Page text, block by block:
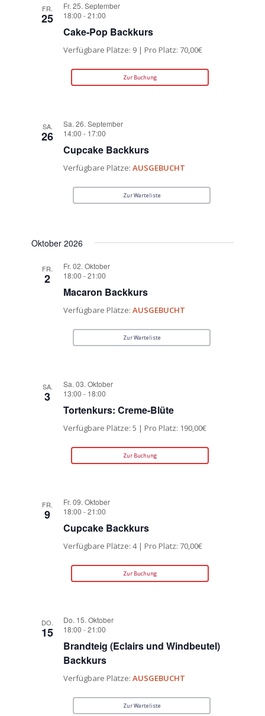
FR.
25
Fr. 25. September
18:00 -21:00
Cake-Pop Backkurs
Verfügbare Plätze: 9 | Pro Platz: 70,00€
Zur Buchung
SA.
26
Sa. 26. September
14:00 - 17:00
Cupcake Backkurs
Verfügbare Plätze:AUSGEBUCHT
Zur Warteliste
Oktober 2026
FR.
2
Fr. 02. Oktober
18:00 -21:00
Macaron Backkurs
Verfügbare Plätze:AUSGEBUCHT
Zur Warteliste
SA.
3
Sa. 03. Oktober
13:00 - 18:00
Tortenkurs: Creme-Blüte
Verfügbare Plätze: 5 | Pro Platz: 190,00€
Zur Buchung
FR.
9
Fr. 09. Oktober
18:00 -21:00
Cupcake Backkurs
Verfügbare Plätze: 4 | Pro Platz: 70,00€
Zur Buchung
DO.
15
Do. 15. Oktober
18:00 -21:00
Brandteig (Eclairs und Windbeutel)
Backkurs
Verfügbare Plätze:AUSGEBUCHT
Zur Warteliste